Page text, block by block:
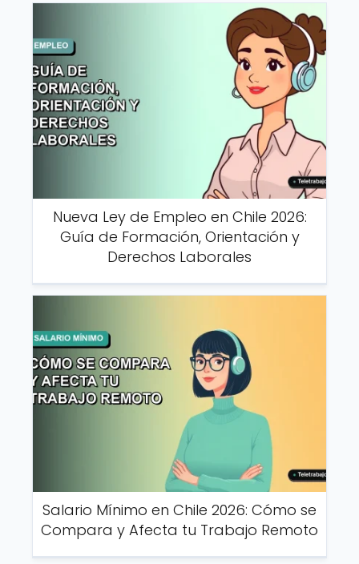
Nueva Ley de Empleo en Chile 2026:
Guía de Formación, Orientación y
Derechos Laborales
Salario Mínimo en Chile 2026: Cómo se
Compara y Afecta tu Trabajo Remoto